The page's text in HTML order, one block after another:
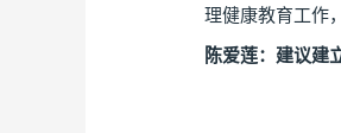
理健康教育工作
陈爱莲：建议建